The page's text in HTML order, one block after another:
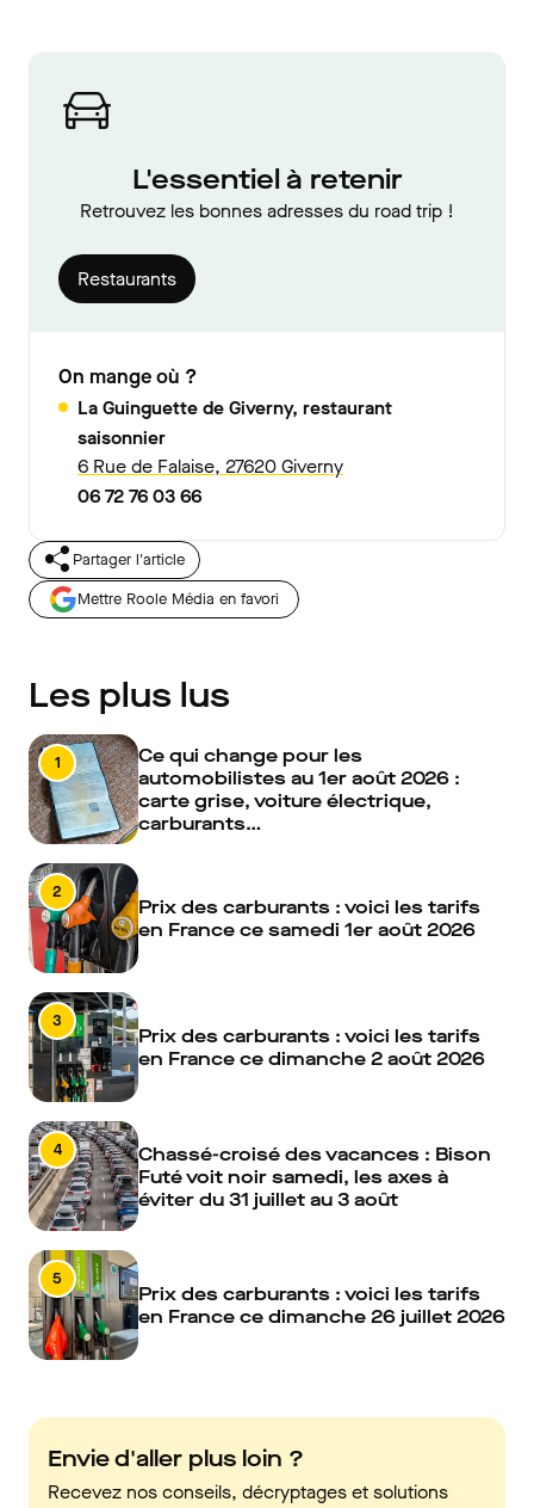
L'essentiel à retenir
Retrouvez les bonnes adresses du road trip !
Restaurants
On mange où ?
La Guinguette de Giverny, restaurant
saisonnier
6 Rue de Falaise, 27620 Giverny
06 72 76 03 66
Partager l'article
Mettre Roole Média en favori
Les plus lus
1
Ce qui change pour les
automobilistes au 1er août 2026 :
carte grise, voiture électrique,
carburants…
2
Prix des carburants : voici les tarifs
en France ce samedi 1er août 2026
3
Prix des carburants : voici les tarifs
en France ce dimanche 2 août 2026
4
Chassé-croisé des vacances : Bison
Futé voit noir samedi, les axes à
éviter du 31 juillet au 3 août
5
Prix des carburants : voici les tarifs
en France ce dimanche 26 juillet 2026
Envie d'aller plus loin ?
Recevez nos conseils, décryptages et solutions